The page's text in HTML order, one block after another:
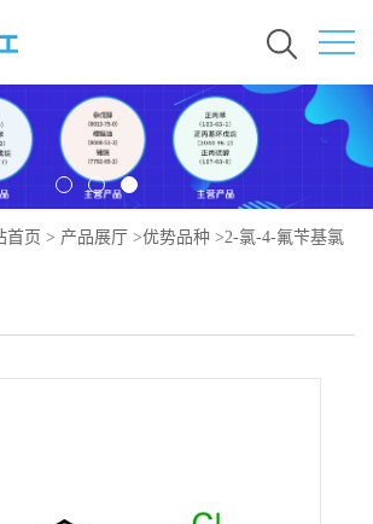
首页 > 产品展厅 >优势品种 >2-氯-4-氟苄基氯